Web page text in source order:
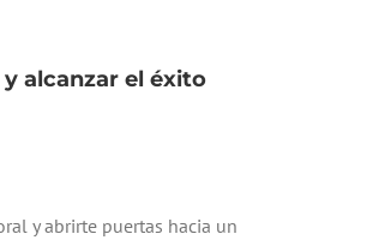
alcanzar el éxito
y abrirte puertas hacia un